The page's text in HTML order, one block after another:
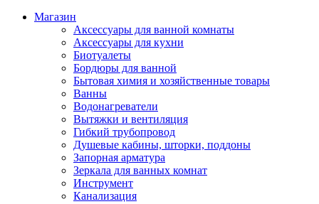
Магазин
Аксессуары для ванной комнаты
Аксессуары для кухни
Биотуалеты
Бордюры для ванной
Бытовая химия и хозяйственные товары
Ванны
Водонагреватели
Вытяжки и вентиляция
Гибкий трубопровод
Душевые кабины, шторки, поддоны
Запорная арматура
Зеркала для ванных комнат
Инструмент
Канализация